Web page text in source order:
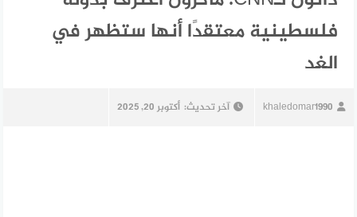
فلسطينية معتقدًا أنها ستظهر في
الغد
khaledomar1990 آخر تحديث: أكتوبر 20, 2025